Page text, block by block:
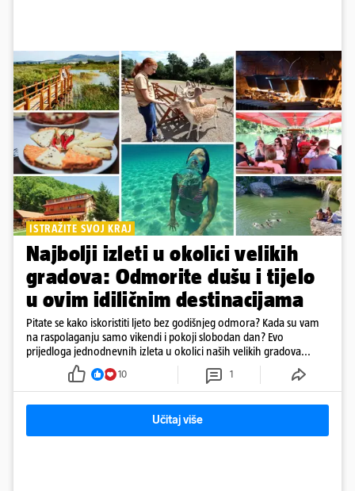
ISTRAŽITE SVOJ KRAJ
Najbolji izleti u okolici velikih
gradova: Odmorite dušu i tijelo
u ovim idiličnim destinacijama
Pitate se kako iskoristiti ljeto bez godišnjeg odmora? Kada su vam
na raspolaganju samo vikendi i pokoji slobodan dan? Evo
prijedloga jednodnevnih izleta u okolici naših velikih gradova...
10 1
Učitaj više